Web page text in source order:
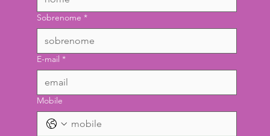
Sobrenome *
E-mail *
Mobile